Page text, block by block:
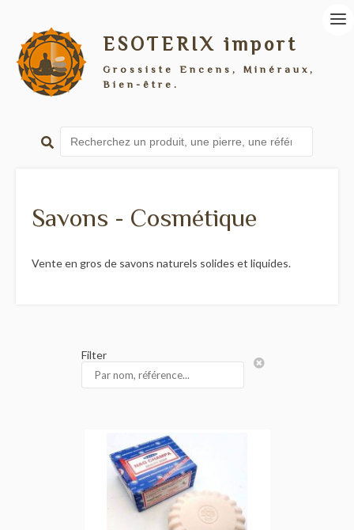
ESOTERIX import
Grossiste Encens, Minéraux,
Bien-être.
Savons - Cosmétique
Vente en gros de savons naturels solides et liquides.
Filter